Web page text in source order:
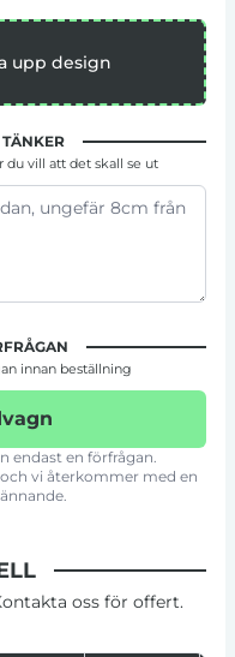
upp design
du vill att det skall se ut
innan beställning
endast en förfrågan.
vi återkommer med en
oss för offert.